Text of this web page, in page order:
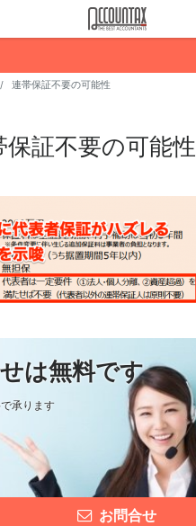
サービス
代表ブログ
企業情報
採用情報
03-3237-1311
有料相談
連帯保証不要の可能性
保証不要の可能性
は無料です
承ります
お問合せ